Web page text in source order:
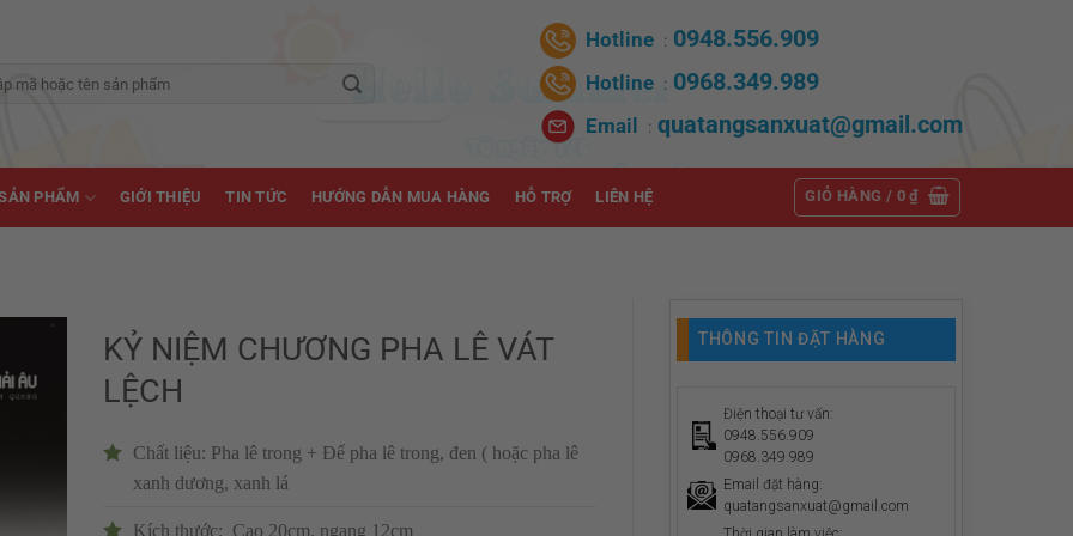
Hotline : 0948.556.909
Hotline : 0968.349.989
Email : quatangsanxuat@gmail.com
PHẨM GIỚI THIỆU TIN TỨC HƯỚNG DẪN MUA HÀNG HỖ TRỢ LIÊN HỆ GIỎ HÀNG / 0₫
THÔNG TIN ĐẶT HÀNG
Điện thoại tư vấn:
0948.556.909
0968.349.989
Email đặt hàng:
quatangsanxuat@gmail.com
KỶ NIỆM CHƯƠNG PHA LÊ VÁT
LỆCH
Chất liệu: Pha lê trong + Đế pha lê trong, đen ( hoặc pha lê
xanh dương, xanh lá
Kích thước: Cao 20cm, ngang 12cm